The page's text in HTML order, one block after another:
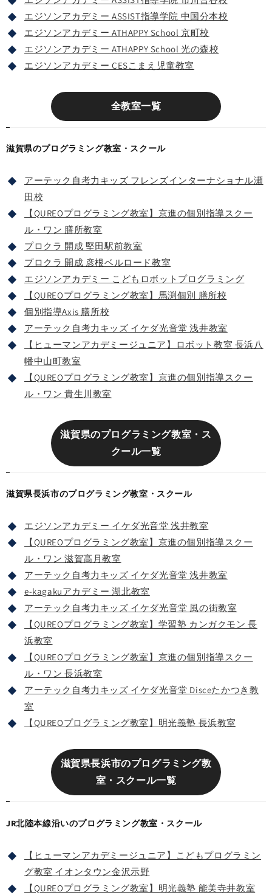
エジソンアカデミー ASSIST指導学院 中国分本校
エジソンアカデミー ATHAPPY School 京町校
エジソンアカデミー ATHAPPY School 光の森校
エジソンアカデミー CESこまえ児童教室
全教室一覧
滋賀県のプログラミング教室・スクール
アーテック自考力キッズ フレンズインターナショナル瀬
田校
【QUREOプログラミング教室】京進の個別指導スクー
ル・ワン 膳所教室
プロクラ 開成 堅田駅前教室
プロクラ 開成 彦根ベルロード教室
エジソンアカデミー こどもロボットプログラミング
【QUREOプログラミング教室】馬渕個別 膳所校
個別指導Axis 膳所校
アーテック自考力キッズ イケダ光音堂 浅井教室
【ヒューマンアカデミージュニア】ロボット教室 長浜八
幡中山町教室
【QUREOプログラミング教室】京進の個別指導スクー
ル・ワン 貴生川教室
滋賀県のプログラミング教室・ス
クール一覧
滋賀県長浜市のプログラミング教室・スクール
エジソンアカデミー イケダ光音堂 浅井教室
【QUREOプログラミング教室】京進の個別指導スクー
ル・ワン 滋賀高月教室
アーテック自考力キッズ イケダ光音堂 浅井教室
e-kagakuアカデミー 湖北教室
アーテック自考力キッズ イケダ光音堂 風の街教室
【QUREOプログラミング教室】学習塾 カンガクモン 長
浜教室
【QUREOプログラミング教室】京進の個別指導スクー
ル・ワン 長浜教室
アーテック自考力キッズ イケダ光音堂 Disceたかつき教
室
【QUREOプログラミング教室】明光義塾 長浜教室
滋賀県長浜市のプログラミング教
室・スクール一覧
JR北陸本線沿いのプログラミング教室・スクール
【ヒューマンアカデミージュニア】こどもプログラミン
グ教室 イオンタウン金沢示野
【QUREOプログラミング教室】明光義塾 能美寺井教室